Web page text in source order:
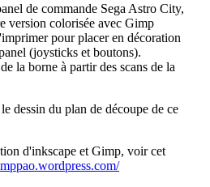
de commande Sega Astro City,
version colorisée avec Gimp
pour placer en décoration
(joysticks et boutons).
la borne à partir des scans de la
dessin du plan de découpe de ce
d'inkscape et Gimp, voir cet